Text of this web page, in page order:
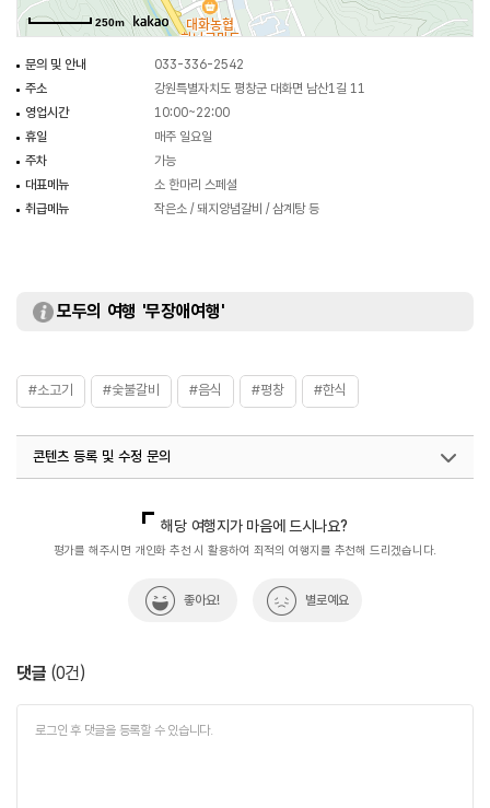
250m
문의 및 안내
033-336-2542
주소
강원특별자치도 평창군 대화면 남산1길 11
영업시간
10:00~22:00
휴일
매주 일요일
주차
가능
대표메뉴
소 한마리 스페셜
취급메뉴
작은소 / 돼지양념갈비 / 삼계탕 등
모두의 여행 '무장애여행'
#소고기 #숯불갈비 #음식 #평창 #한식
콘텐츠 등록 및 수정 문의
해당 여행지가 마음에 드시나요?
평가를 해주시면 개인화 추천 시 활용하여 최적의 여행지를 추천해 드리겠습니다.
좋아요! 별로예요
댓글 (0건)